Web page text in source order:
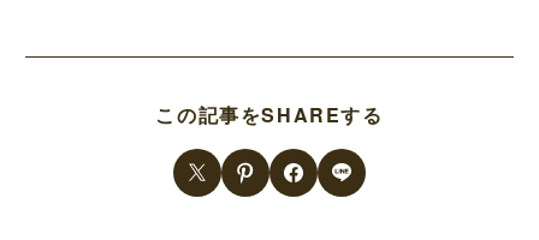
この記事をSHAREする